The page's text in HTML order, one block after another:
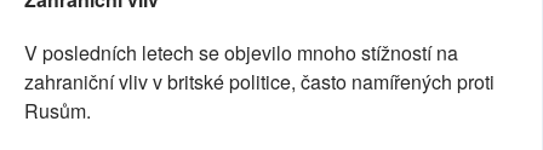
V posledních letech se objevilo mnoho stížností na
zahraniční vliv v britské politice, často namířených proti
Rusům.